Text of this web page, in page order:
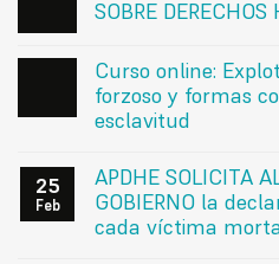
SOBRE
Curso online:
forzoso y formas
esclavitud
25
Feb
APDHE SOLICITA
GOBIERNO la
cada víctima